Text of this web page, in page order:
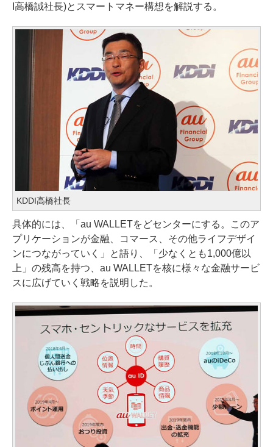
I高橋誠社長)とスマートマネー構想を解説する。
KDDI高橋社長
具体的には、「au WALLETをどセンターにする。このア
プリケーションが金融、コマース、その他ライフデザイ
ンにつながっていく」と語り、「少なくとも1,000億以
上」の残高を持つ、au WALLETを核に様々な金融サービ
スに広げていく戦略を説明した。